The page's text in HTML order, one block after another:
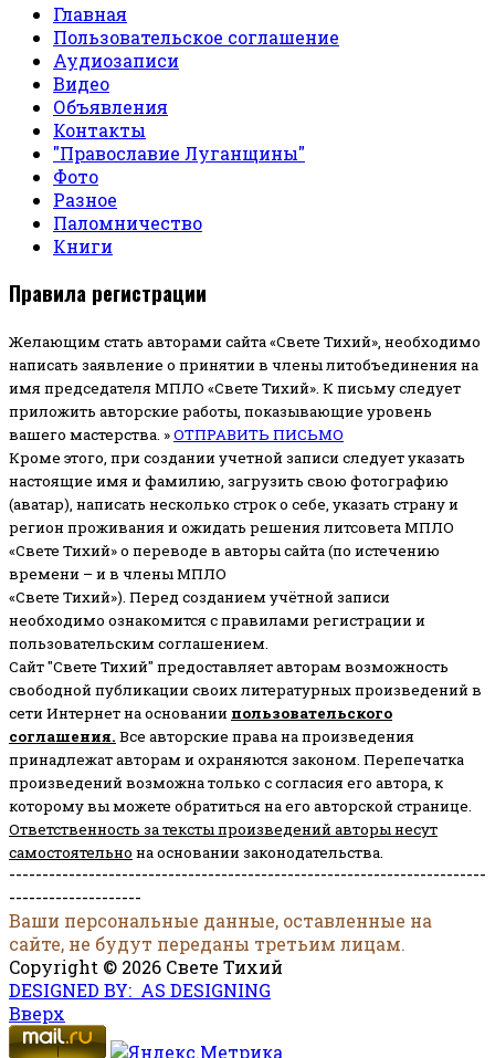
Главная
Пользовательское соглашение
Аудиозаписи
Видео
Объявления
Контакты
"Православие Луганщины"
Фото
Разное
Паломничество
Книги
Правила регистрации
Желающим стать авторами сайта «Свете Тихий», необходимо
написать заявление о принятии в члены литобъединения на
имя председателя МПЛО «Свете Тихий». К письму следует
приложить авторские работы, показывающие уровень
вашего мастерства. »ОТПРАВИТЬ ПИСЬМО
Кроме этого, при создании учетной записи следует указать
настоящие имя и фамилию, загрузить свою фотографию
(аватар), написать несколько строк о себе, указать страну и
регион проживания и ожидать решения литсовета МПЛО
«Свете Тихий» о переводе в авторы сайта (по истечению
времени – и в члены МПЛО
«Свете Тихий»). Перед созданием учётной записи
необходимо ознакомится с правилами регистрации и
пользовательским соглашением.
Сайт "Свете Тихий" предоставляет авторам возможность
свободной публикации своих литературных произведений в
сети Интернет на основании пользовательского
соглашения. Все авторские права на произведения
принадлежат авторам и охраняются законом. Перепечатка
произведений возможна только с согласия его автора, к
которому вы можете обратиться на его авторской странице.
Ответственность за тексты произведений авторы несут
самостоятельно на основании законодательства.
------------------------------------------------------------------------
--------------------
Ваши персональные данные, оставленные на
сайте, не будут переданы третьим лицам.
Copyright © 2026 Свете Тихий
DESIGNED BY: AS DESIGNING
Вверх